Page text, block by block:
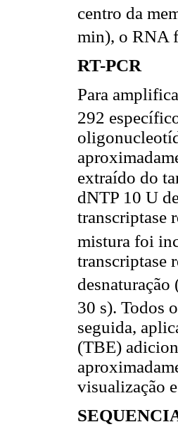
centro da
min), o RNA
RT-PCR
Para
292
extraído do
dNTP 10 U
transcriptase
mistura foi
transcriptase
desnaturação
30 s). Todos
seguida,
(TBE)
visualização